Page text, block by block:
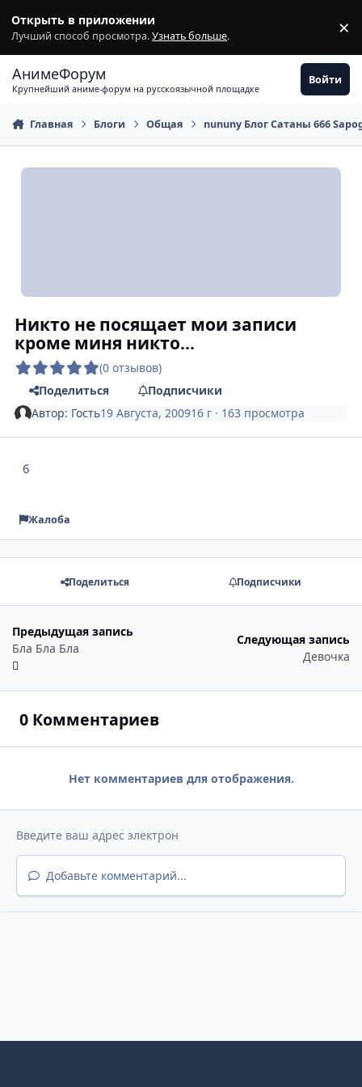
Открыть в приложении
Лучший способ просмотра.Узнать больше. ×
АнимеФорум
Крупнейший аниме-форум на русскоязычной площадке
Войти
Главная Блоги Общая nununy Блог Сатаны 666
Никто не посящает мои записи
кроме миня никто...
(0 отзывов)
Поделиться
Подписчики
Автор: Гость19 Августа, 200916 г · 163 просмотра
б
Жалоба
Поделиться Подписчики
Предыдущая запись
Бла Бла Бла
Следующая запись
Девочка
0 Комментариев
Нет комментариев для отображения.
Добавьте комментарий...